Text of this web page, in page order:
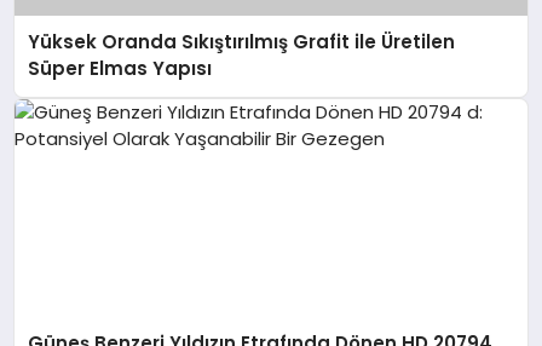
Yüksek Oranda Sıkıştırılmış Grafit ile Üretilen
Süper Elmas Yapısı